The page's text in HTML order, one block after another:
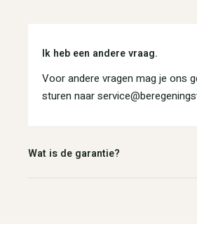
Ik heb een andere vraag.
Voor andere vragen mag je ons
sturen naar
Wat is de garantie?